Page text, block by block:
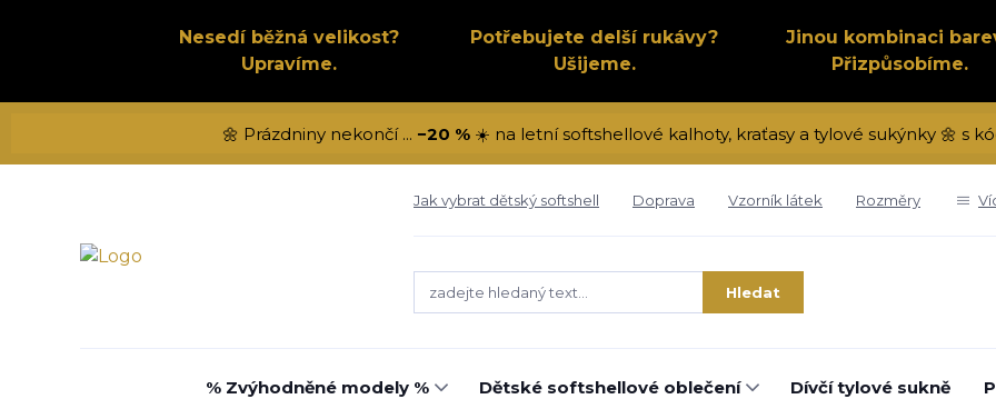
Nesedí běžná velikost?
Upravíme.
Potřebujete delší rukávy?
Ušijeme.
Jinou kombinaci
Přizpůsobíme.
🌼 Prázdniny nekončí ... −20 %☀️ na letní softshellové kalhoty, kraťasy a tylové sukýnky 🌼 s
Jak vybrat dětský softshell Doprava Vzorník látek Rozměry
Hledat
% Zvýhodněné modely % Dětské softshellové oblečení Dívčí tylové sukně